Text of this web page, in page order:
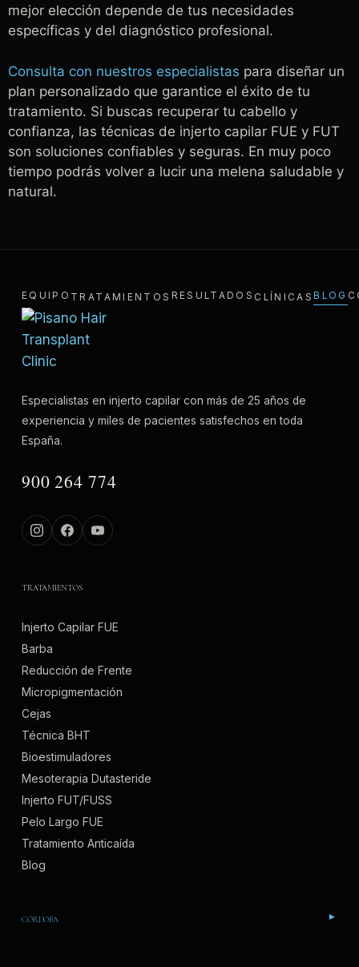
mejor elección depende de tus necesidades
específicas y del diagnóstico profesional.
Consulta con nuestros especialistas para diseñar un
plan personalizado que garantice el éxito de tu
tratamiento. Si buscas recuperar tu cabello y
confianza, las técnicas de injerto capilar FUE y FUT
son soluciones confiables y seguras. En muy poco
tiempo podrás volver a lucir una melena saludable y
natural.
EQUIPO TRATAMIENTOS RESULTADOS CLÍNICASBLOG
Especialistas en injerto capilar con más de 25 años de
experiencia y miles de pacientes satisfechos en toda
España.
900 264 774
TRATAMIENTOS
Injerto Capilar FUE
Barba
Reducción de Frente
Micropigmentación
Cejas
Técnica BHT
Bioestimuladores
Mesoterapia Dutasteride
Injerto FUT/FUSS
Pelo Largo FUE
Tratamiento Anticaída
Blog
CÓRDOBA ▾